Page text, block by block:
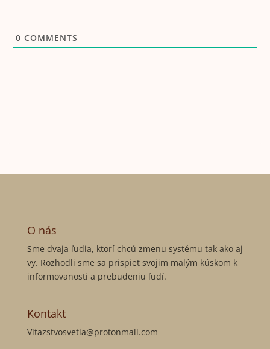
0 COMMENTS
O nás
Sme dvaja ľudia, ktorí chcú zmenu systému tak ako aj
vy. Rozhodli sme sa prispieť svojim malým kúskom k
informovanosti a prebudeniu ľudí.
Kontakt
Vitazstvosvetla@protonmail.com